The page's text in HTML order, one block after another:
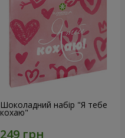
Шоколадний набір "Я тебе
кохаю"